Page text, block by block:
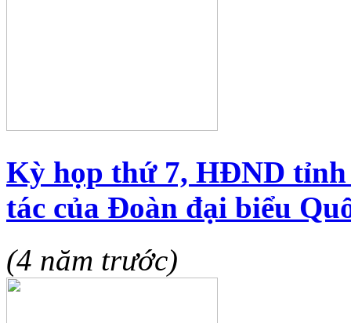
Kỳ họp thứ 7, HĐND
tác của Đoàn đại biểu
(4 năm trước)